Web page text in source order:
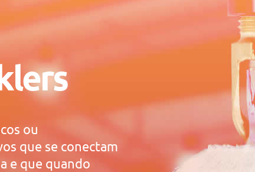
ou
que se conectam
e que quando